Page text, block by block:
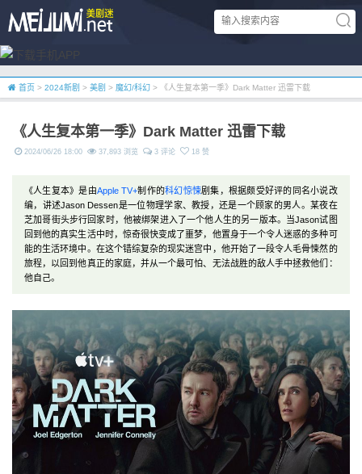
首页 > 2024新剧 > 美剧 > 魔幻/科幻 > 《人生复本第一季》Dark Matter 迅雷下载
《人生复本第一季》Dark Matter 迅雷下载
2024/06/26 18:00 37,893 浏览 3 评论 18 赞
《人生复本》是由Apple TV+制作的科幻惊悚剧集，根据颇受好评的同名小说改
编，讲述Jason Dessen是一位物理学家、教授，还是一个顾家的男人。某夜在
芝加哥街头步行回家时，他被绑架进入了一个他人生的另一版本。当Jason试图
回到他的真实生活中时，惊奇很快变成了噩梦，他置身于一个令人迷惑的多种可
能的生活环境中。在这个错综复杂的现实迷宫中，他开始了一段令人毛骨悚然的
旅程，以回到他真正的家庭，并从一个最可怕、无法战胜的敌人手中拯救他们：
他自己。